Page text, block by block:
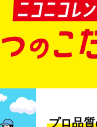
プロ品